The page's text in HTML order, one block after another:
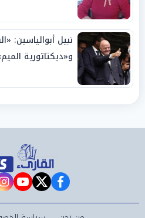
نبيل أبوالياسين:
و«ديكتاتورية
facebook
twitter